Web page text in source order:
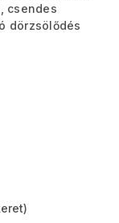
csendes
dörzsölődés